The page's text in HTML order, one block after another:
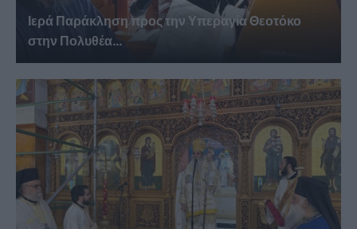
Ιερά Παράκληση προς την Υπεραγία Θεοτόκο
στην Πολυθέα...